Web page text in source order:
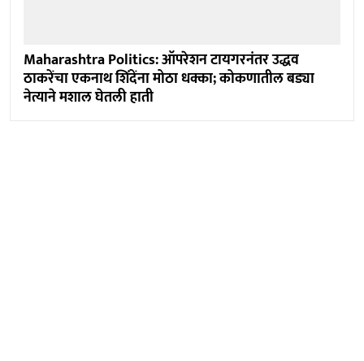
Maharashtra Politics: ऑपरेशन टायगरनंतर उद्धव
ठाकरेंचा एकनाथ शिंदेंना मोठा धक्का; कोकणातील बड्या
नेत्याने मशाल घेतली हाती